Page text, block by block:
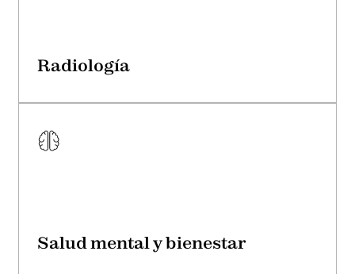
Radiología
Salud mental y bienestar